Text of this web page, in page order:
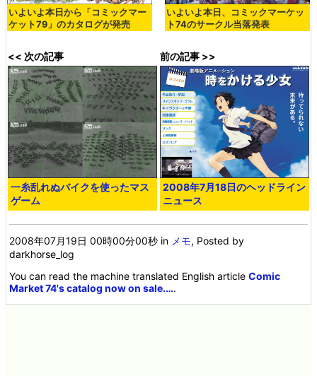
いよいよ本日から「コミックマー
ケット79」のカタログが発売
いよいよ本日、コミックマーケッ
ト74のサークル当落発表
<< 次の記事
一糸乱れぬバイクを使ったマス
ゲーム
前の記事 >>
2008年7月18日のヘッドライン
ニュース
2008年07月19日 00時00分00秒 in メモ, Posted by
darkhorse_log
You can read the machine translated English articleComic
Market 74's catalog now on sale.….